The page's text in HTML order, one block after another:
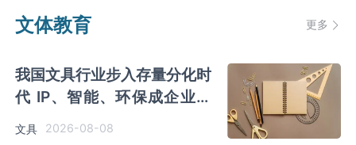
文体教育 更多
我国文具行业步入存量分化时
代 IP、智能、环保成企业构
文具 2026-08-08